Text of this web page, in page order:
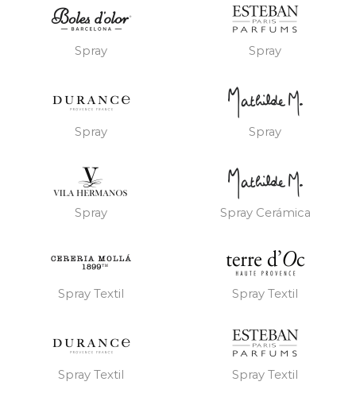
Spray Spray
Spray Spray
Spray Spray Cerámica
Spray Textil Spray Textil
Spray Textil Spray Textil